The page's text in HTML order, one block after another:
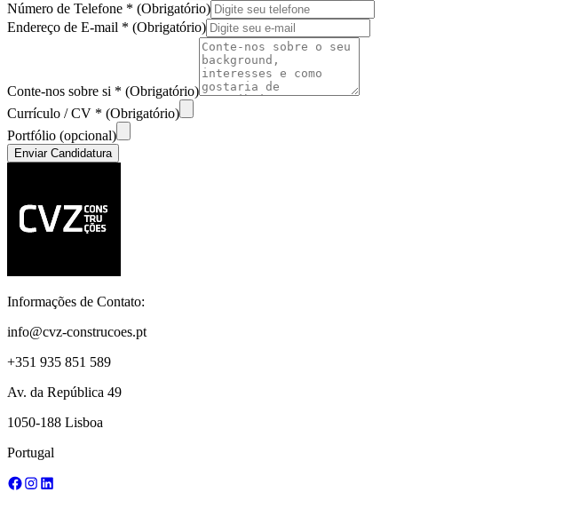
Número de Telefone * (Obrigatório)
Endereço de E-mail * (Obrigatório)
Conte-nos sobre si * (Obrigatório)
Currículo / CV * (Obrigatório)
Portfólio (opcional)
Enviar Candidatura
Informações de Contato:
info@cvz-construcoes.pt
+351 935 851 589
Av. da República 49
1050-188 Lisboa
Portugal